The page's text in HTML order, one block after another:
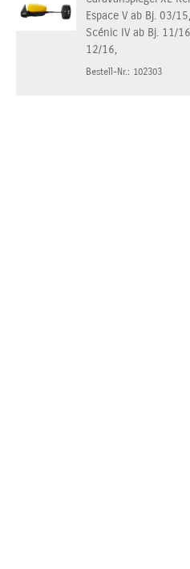
Espace V ab Bj. 03/
Scénic IV ab Bj. 11/
12/16,
Bestell-Nr.: 102303